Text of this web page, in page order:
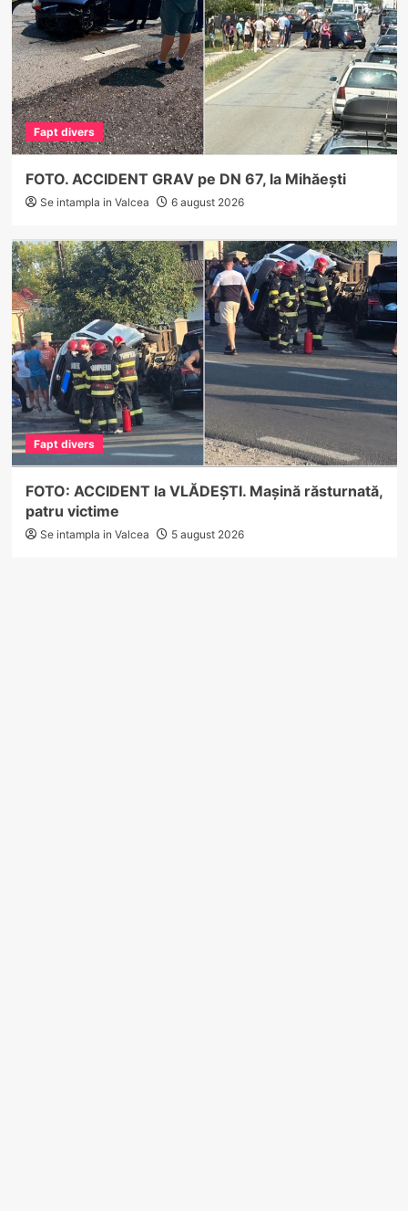
Fapt divers
FOTO. ACCIDENT GRAV pe DN 67, la Mihăești
Se intampla in Valcea 6 august 2026
Fapt divers
FOTO: ACCIDENT la VLĂDEȘTI. Mașină răsturnată,
patru victime
Se intampla in Valcea 5 august 2026